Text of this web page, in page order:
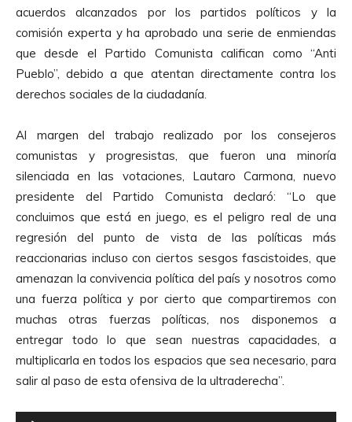
acuerdos alcanzados por los partidos políticos y la
comisión experta y ha aprobado una serie de enmiendas
que desde el Partido Comunista califican como “Anti
Pueblo”, debido a que atentan directamente contra los
derechos sociales de la ciudadanía.
Al margen del trabajo realizado por los consejeros
comunistas y progresistas, que fueron una minoría
silenciada en las votaciones, Lautaro Carmona, nuevo
presidente del Partido Comunista declaró: “Lo que
concluimos que está en juego, es el peligro real de una
regresión del punto de vista de las políticas más
reaccionarias incluso con ciertos sesgos fascistoides, que
amenazan la convivencia política del país y nosotros como
una fuerza política y por cierto que compartiremos con
muchas otras fuerzas políticas, nos disponemos a
entregar todo lo que sean nuestras capacidades, a
multiplicarla en todos los espacios que sea necesario, para
salir al paso de esta ofensiva de la ultraderecha”.